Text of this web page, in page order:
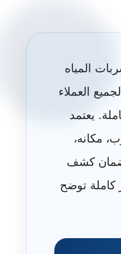
المياه
العملاء
يعتمد
مكانه،
كشف
توضح